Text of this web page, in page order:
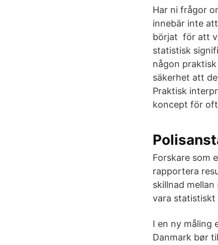
Har ni frågor
innebär inte
börjat för att
statistisk
någon
säkerhet att
Praktisk
koncept för
Forskare som
rapportera
skillnad
vara
I en ny måling
Danmark bør